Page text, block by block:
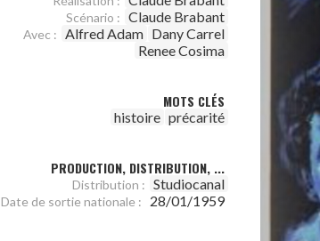
Scénario : Claude Brabant
Avec : Alfred Adam Dany Carrel
Renee Cosima
MOTS CLÉS
histoire précarité
PRODUCTION, DISTRIBUTION, ...
Distribution : Studiocanal
Date de sortie nationale : 28/01/1959